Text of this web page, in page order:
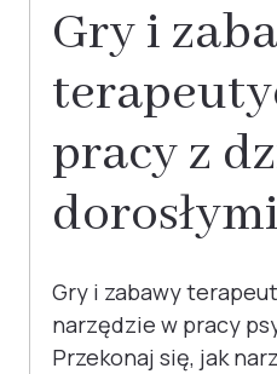
Gry i
pracy z
dorosłymi
Gry i zabawy
narzędzie w pracy
Przekonaj się, jak